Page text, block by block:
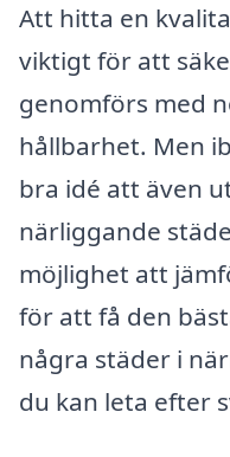
Att hitta en
viktigt för att
genomförs med
hållbarhet. Men
bra idé att även
närliggande
möjlighet att
för att få den
några städer i
du kan leta efter